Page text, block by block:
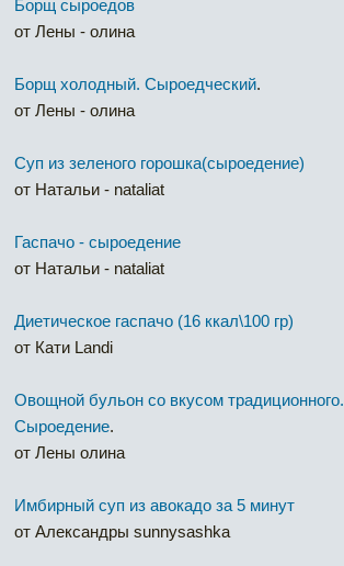
Борщ сыроедов
от Лены - олина
Борщ холодный. Сыроедческий.
от Лены - олина
Суп из зеленого горошка(сыроедение)
от Натальи - nataliat
Гаспачо - сыроедение
от Натальи - nataliat
Диетическое гаспачо (16 ккал\100 гр)
от Кати Landi
Овощной бульон со вкусом традиционного.
Сыроедение.
от Лены олина
Имбирный суп из авокадо за 5 минут
от Александры sunnysashka